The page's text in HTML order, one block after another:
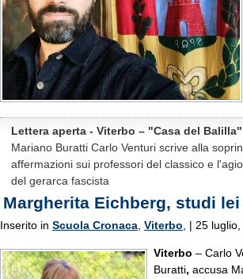
Lettera aperta - Viterbo – "Casa del
Mariano Buratti Carlo Venturi scrive alla
affermazioni sui professori del classico e
del gerarca fascista
Margherita Eichberg, studi
Inserito in Scuola Cronaca, Viterbo, | 25
Viterbo – Carlo
Buratti, accusa